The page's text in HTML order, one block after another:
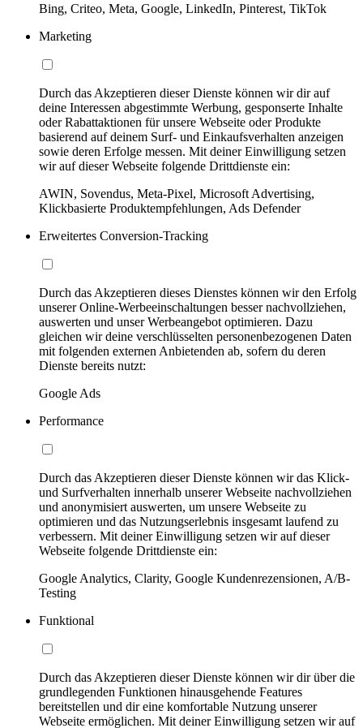
Bing, Criteo, Meta, Google, LinkedIn, Pinterest, TikTok
Marketing
Durch das Akzeptieren dieser Dienste können wir dir auf
deine Interessen abgestimmte Werbung, gesponserte Inhalte
oder Rabattaktionen für unsere Webseite oder Produkte
basierend auf deinem Surf- und Einkaufsverhalten anzeigen
sowie deren Erfolge messen. Mit deiner Einwilligung setzen
wir auf dieser Webseite folgende Drittdienste ein:
AWIN, Sovendus, Meta-Pixel, Microsoft Advertising,
Klickbasierte Produktempfehlungen, Ads Defender
Erweitertes Conversion-Tracking
Durch das Akzeptieren dieses Dienstes können wir den Erfolg
unserer Online-Werbeeinschaltungen besser nachvollziehen,
auswerten und unser Werbeangebot optimieren. Dazu
gleichen wir deine verschlüsselten personenbezogenen Daten
mit folgenden externen Anbietenden ab, sofern du deren
Dienste bereits nutzt:
Google Ads
Performance
Durch das Akzeptieren dieser Dienste können wir das Klick-
und Surfverhalten innerhalb unserer Webseite nachvollziehen
und anonymisiert auswerten, um unsere Webseite zu
optimieren und das Nutzungserlebnis insgesamt laufend zu
verbessern. Mit deiner Einwilligung setzen wir auf dieser
Webseite folgende Drittdienste ein:
Google Analytics, Clarity, Google Kundenrezensionen, A/B-
Testing
Funktional
Durch das Akzeptieren dieser Dienste können wir dir über die
grundlegenden Funktionen hinausgehende Features
bereitstellen und dir eine komfortable Nutzung unserer
Webseite ermöglichen. Mit deiner Einwilligung setzen wir auf